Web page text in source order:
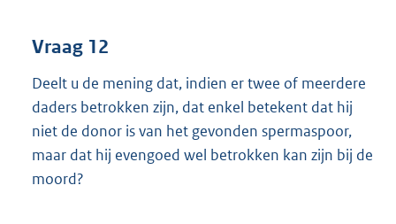
Vraag 12
Deelt u de mening dat, indien er twee of meerdere
daders betrokken zijn, dat enkel betekent dat hij
niet de donor is van het gevonden spermaspoor,
maar dat hij evengoed wel betrokken kan zijn bij de
moord?